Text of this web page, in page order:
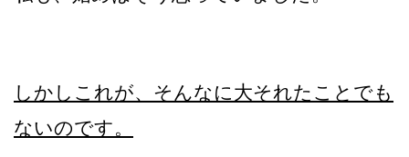
しかしこれが、そんなに大それたことでも
ないのです。